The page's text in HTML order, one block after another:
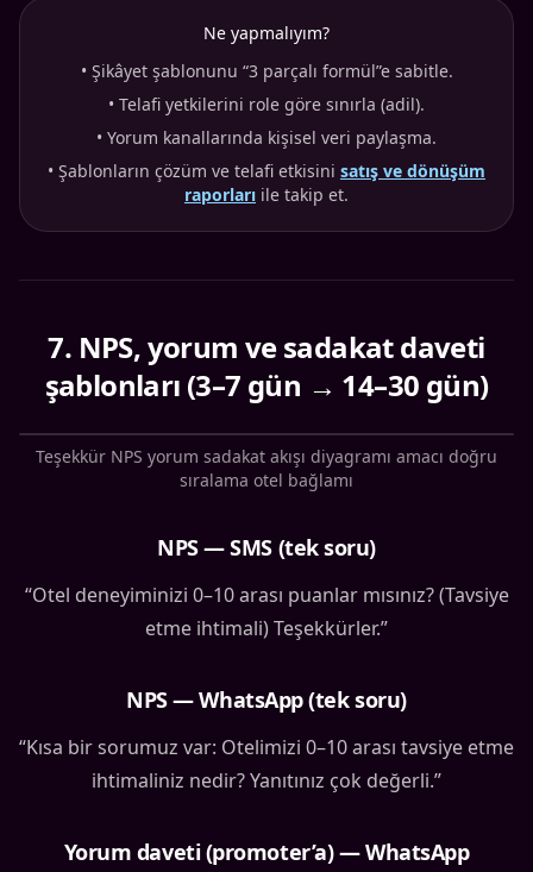
Ne yapmalıyım?
• Şikâyet şablonunu “3 parçalı formül”e sabitle.
• Telafi yetkilerini role göre sınırla (adil).
• Yorum kanallarında kişisel veri paylaşma.
• Şablonların çözüm ve telafi etkisini satış ve dönüşüm
raporları ile takip et.
7. NPS, yorum ve sadakat daveti
şablonları (3–7 gün → 14–30 gün)
Teşekkür NPS yorum sadakat akışı diyagramı amacı doğru
sıralama otel bağlamı
NPS — SMS (tek soru)
“Otel deneyiminizi 0–10 arası puanlar mısınız? (Tavsiye
etme ihtimali) Teşekkürler.”
NPS — WhatsApp (tek soru)
“Kısa bir sorumuz var: Otelimizi 0–10 arası tavsiye etme
ihtimaliniz nedir? Yanıtınız çok değerli.”
Yorum daveti (promoter’a) — WhatsApp